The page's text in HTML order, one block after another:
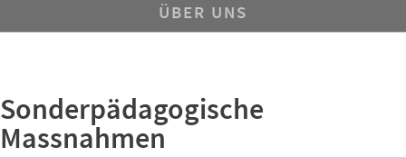
ÜBER UNS
Sonderpädagogische
Massnahmen